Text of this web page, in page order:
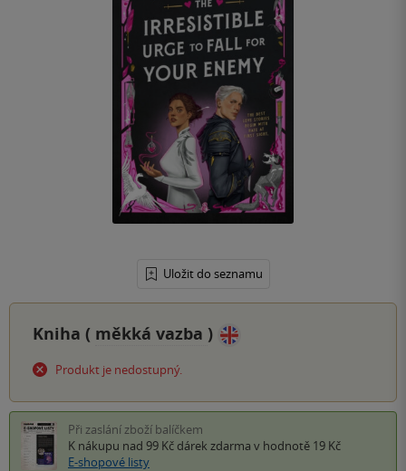
Uložit do seznamu
Kniha ( měkká vazba )
Produkt je nedostupný.
Při zaslání zboží balíčkem
K nákupu nad 99 Kč dárek zdarma v hodnotě 19 Kč
E-shopové listy